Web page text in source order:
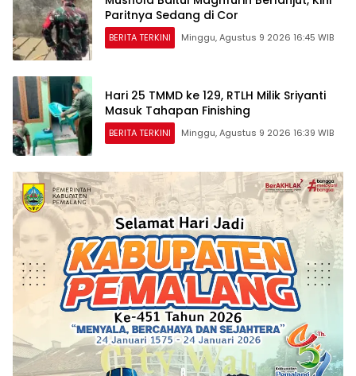
Paritnya Sedang di Cor
BERITA TERKINI Minggu, Agustus 9 2026 16:45 WIB
Hari 25 TMMD ke 129, RTLH Milik Sriyanti
Masuk Tahapan Finishing
BERITA TERKINI Minggu, Agustus 9 2026 16:39 WIB